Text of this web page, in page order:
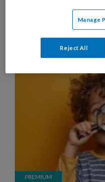
Manage
Reject All